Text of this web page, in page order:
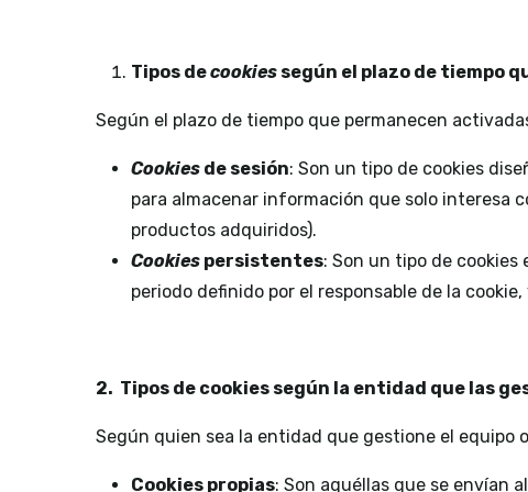
Tipos decookies según el plazo de tiempo
Según el plazo de tiempo que permanecen
Cookies de sesión: Son un tipo de cookies
para almacenar información que solo interesa
productos adquiridos).
Cookies persistentes: Son un tipo de
periodo definido por el responsable de la
2. Tipos de cookies según la entidad que las
Según quien sea la entidad que gestione el equipo
Cookies propias: Son aquéllas que se envían